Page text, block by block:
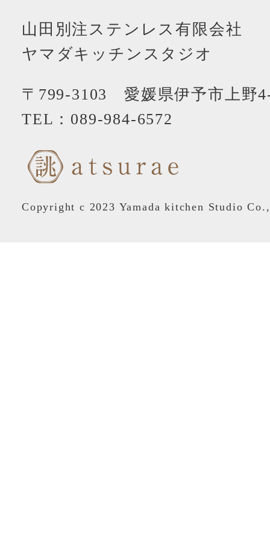
山田別注ステンレス有限会社
ヤマダキッチンスタジオ
〒799-3103 愛媛県伊予市上野
TEL： 089-984-6572
Copyright c 2023 Yamada kitchen Studio